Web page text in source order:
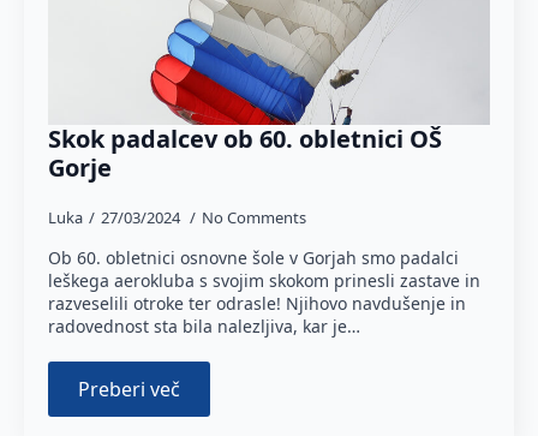
Skok padalcev ob 60. obletnici OŠ
Gorje
Luka 27/03/2024 No Comments
Ob 60. obletnici osnovne šole v Gorjah smo padalci
leškega aerokluba s svojim skokom prinesli zastave in
razveselili otroke ter odrasle! Njihovo navdušenje in
radovednost sta bila nalezljiva, kar je…
Preberi več